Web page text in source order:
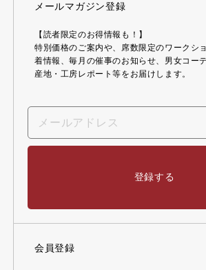
メールマガジン登録
【読者限定のお得情報も！】
特別価格のご案内や、席数限定のワークシ
着情報、毎月の催事のお知らせ、男女コー
産地・工房レポート等をお届けします。
登録する
会員登録